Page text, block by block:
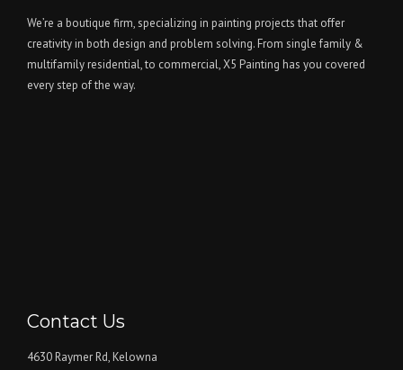
We’re a boutique firm, specializing in painting projects that offer
creativity in both design and problem solving. From single family &
multifamily residential, to commercial, X5 Painting has you covered
every step of the way.
Contact Us
4630 Raymer Rd, Kelowna